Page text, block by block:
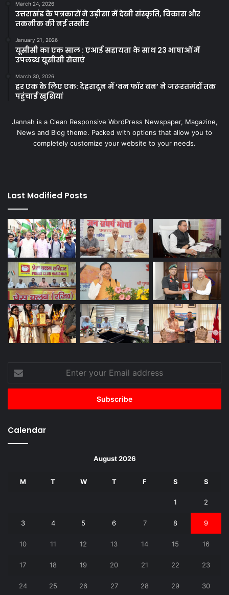
March 24, 2026
उत्तराखंड के पत्रकारों ने उड़ीसा में देखी संस्कृति, विकास और
तकनीक की नई तस्वीर
January 21, 2026
यूसीसी का एक साल : एआई सहायता के साथ 23 भाषाओं में
उपलब्ध यूसीसी सेवाएं
March 30, 2026
हर एक के लिए एक: देहरादून में ‘वन फॉर वन’ ने जरूरतमंदों तक
पहुंचाई खुशियां
Jannah is a Clean Responsive WordPress Newspaper, Magazine,
News and Blog theme. Packed with options that allow you to
completely customize your website to your needs.
Last Modified Posts
your
Email
Calendar
August 2026
M T W T F S S
1 2
3 4 5 6 7 8 9
10 11 12 13 14 15 16
17 18 19 20 21 22 23
24 25 26 27 28 29 30